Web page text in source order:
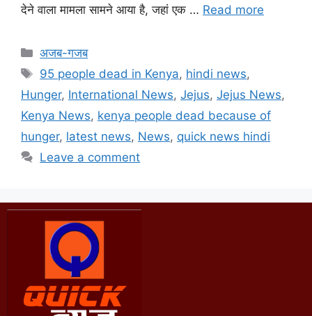
देने वाला मामला सामने आया है, जहां एक … Read more
अजब-गजब
95 people dead in Kenya, hindi news,
Hunger, International News, Jejus, Jejus News,
Kenya News, kenya people dead because of
hunger, latest news, News, quick news hindi
Leave a comment